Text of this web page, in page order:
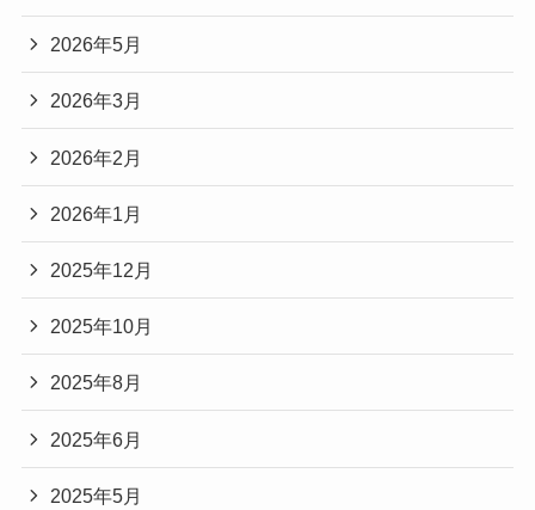
2026年5月
2026年3月
2026年2月
2026年1月
2025年12月
2025年10月
2025年8月
2025年6月
2025年5月